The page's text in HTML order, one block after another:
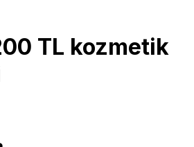
TL kozmetik